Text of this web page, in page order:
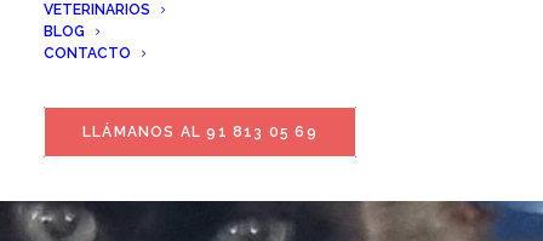
VETERINARIOS
BLOG
CONTACTO
LLÁMANOS AL 91 813 05 69